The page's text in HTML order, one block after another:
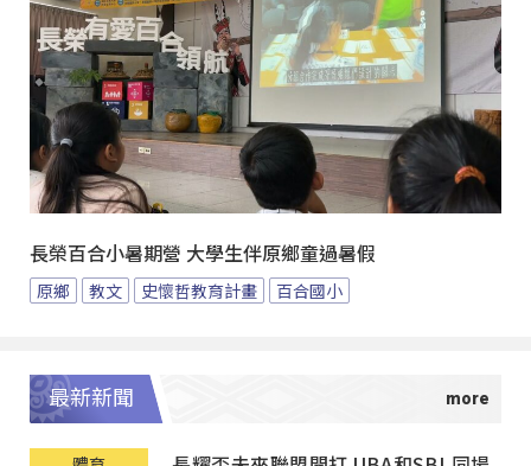
長榮百合小暑期營 大學生伴原鄉童過暑假
原鄉 教文 史懷哲教育計畫 百合國小
最新新聞